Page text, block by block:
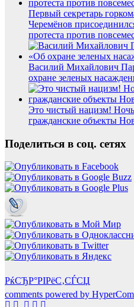
Первый секретарь
Черемёнов
протеста против
Василий Михайлович
охране зеленых
Это чистый нацизм!
гражданские объекты
Поделиться в соц. сетях
РќСЂР°РІРёС‚СЃСЏ
comments powered by